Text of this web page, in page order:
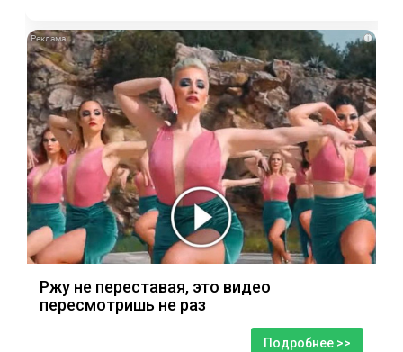
i
Ржу не переставая, это видео
пересмотришь не раз
Подробнее >>